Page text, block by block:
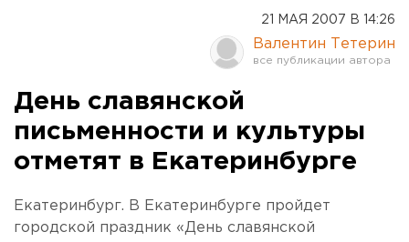
21 МАЯ 2007 В 14:26
Валентин Тетерин
День славянской
письменности и культуры
отметят в Екатеринбурге
Екатеринбург. В Екатеринбурге пройдет
городской праздник «День славянской